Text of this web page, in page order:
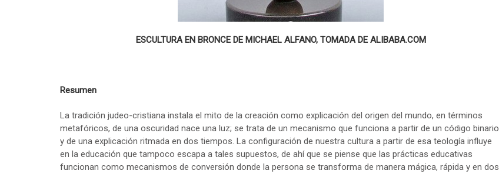
ESCULTURA EN BRONCE DE MICHAEL ALFANO, TOMADA DE ALIBABA.COM
Resumen
La tradición judeo-cristiana instala el mito de la creación como explicación del origen del mundo, en términos
metafóricos, de una oscuridad nace una luz; se trata de un mecanismo que funciona a partir de un código binario
y de una explicación ritmada en dos tiempos. La configuración de nuestra cultura a partir de esa teología influye
en la educación que tampoco escapa a tales supuestos, de ahí que se piense que las prácticas educativas
funcionan como mecanismos de conversión donde la persona se transforma de manera mágica, rápida y en dos